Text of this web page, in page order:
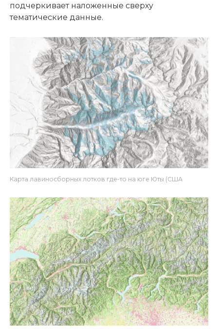
подчеркивает наложенные сверху
тематические данные.
Карта лавиносборных лотков где-то на юге Юты (США